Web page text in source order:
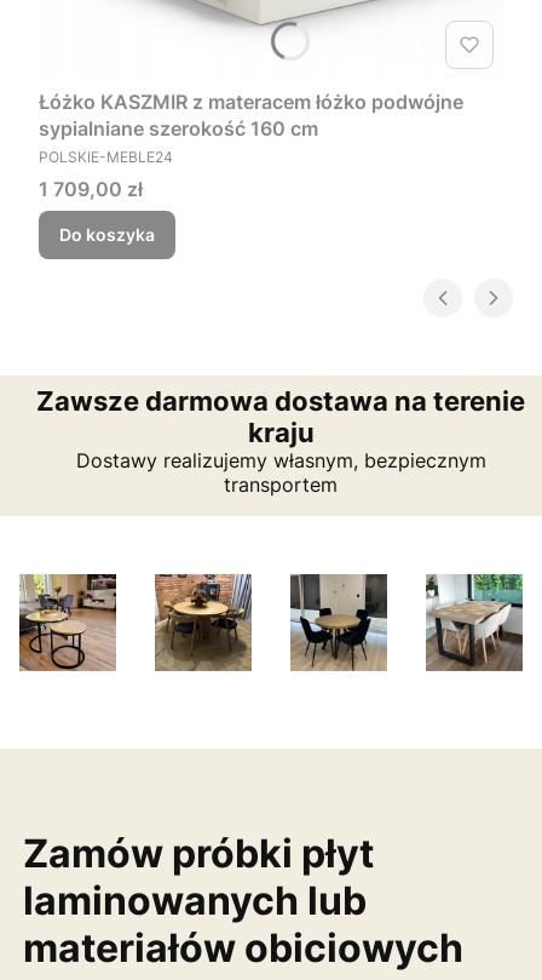
Łóżko KASZMIR z materacem łóżko podwójne
sypialniane szerokość 160 cm
PRODUCENT
POLSKIE-MEBLE24
Cena
1 709,00 zł
Do koszyka
Zawsze darmowa dostawa na terenie
kraju
Dostawy realizujemy własnym, bezpiecznym
transportem
Zamów próbki płyt
laminowanych lub
materiałów obiciowych